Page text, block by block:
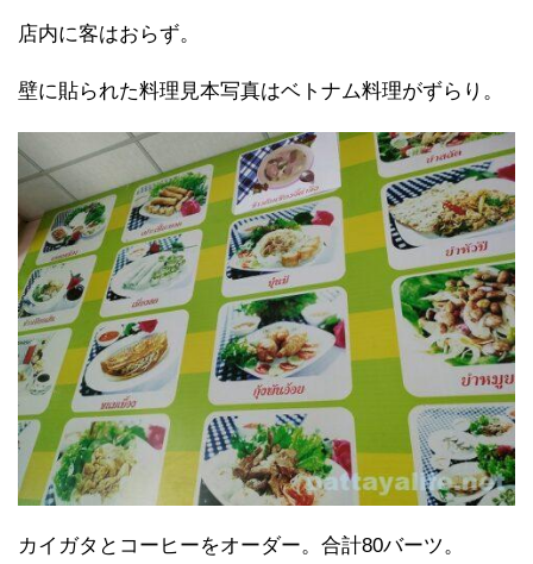
店内に客はおらず。
壁に貼られた料理見本写真はベトナム料理がずらり。
カイガタとコーヒーをオーダー。合計80バーツ。